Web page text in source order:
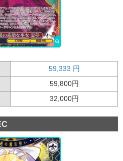
59,333 円
59,800円
32,000円